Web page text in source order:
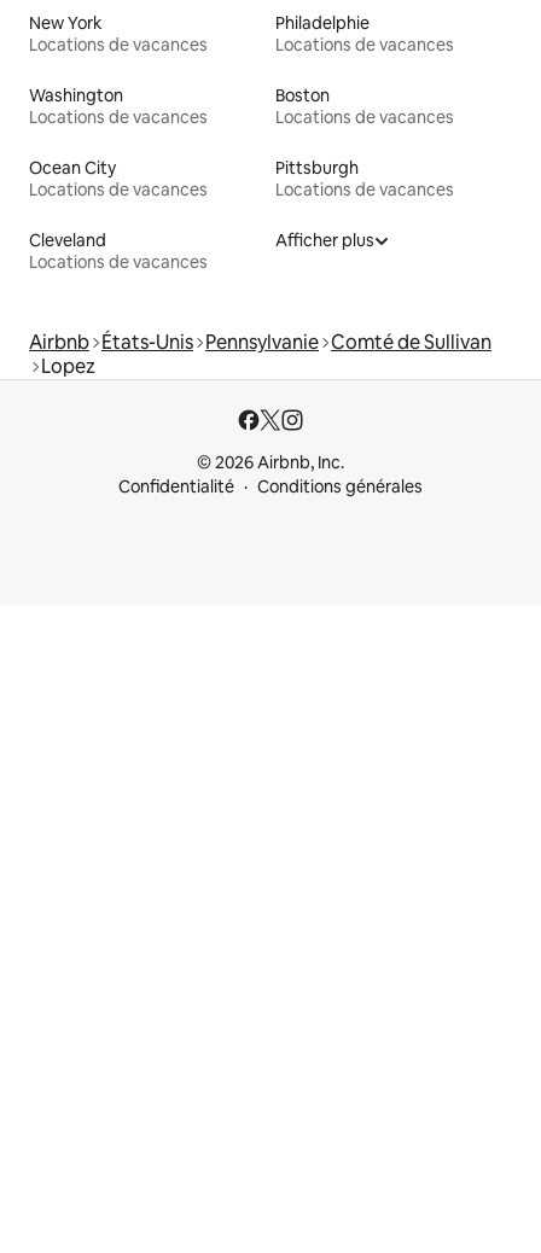
New York
Locations de vacances
Philadelphie
Locations de vacances
Washington
Locations de vacances
Boston
Locations de vacances
Ocean City
Locations de vacances
Pittsburgh
Locations de vacances
Cleveland
Locations de vacances
Afficher plus
Airbnb États-Unis Pennsylvanie Comté de Sullivan
Lopez
© 2026 Airbnb, Inc.
Confidentialité
Conditions générales